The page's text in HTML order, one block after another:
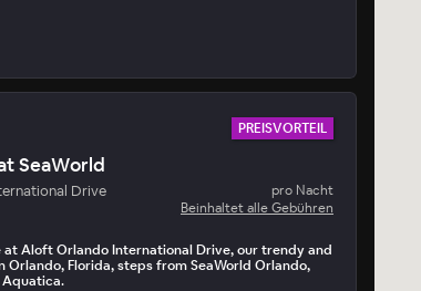
PREISVORTEIL
SeaWorld
Drive
pro Nacht
Beinhaltet alle Gebühren
Aloft Orlando International Drive, our trendy and
Florida, steps from SeaWorld Orlando,